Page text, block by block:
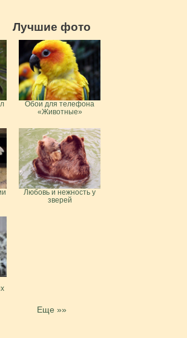
Лучшие фото
Обои для телефона
«Животные»
Любовь и нежность у
зверей
Еще »»